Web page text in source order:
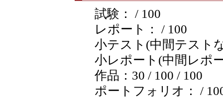
試験： / 100
レポート： / 100
小テスト(中間テスト
小レポート(中間レポ
作品：30 / 100 / 100
ポートフォリオ： /